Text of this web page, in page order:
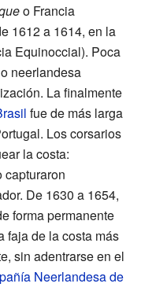
o Francia
1612 a 1614, en la
Equinoccial). Poca
neerlandesa
La finalmente
fue de más larga
Los corsarios
la costa:
capturaron
De 1630 a 1654,
forma permanente
faja de la costa más
sin adentrarse en el
Neerlandesa de